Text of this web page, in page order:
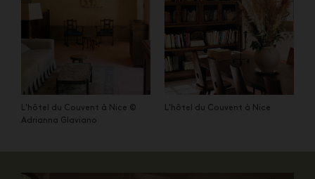
L'hôtel du Couvent à Nice ©
Adrianna Glaviano
L'hôtel du Couvent à Nice